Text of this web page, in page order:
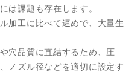
は課題も存在します。
加工に比べて遅めで、大量生
穴品質に直結するため、圧
ノズル径などを適切に設定す